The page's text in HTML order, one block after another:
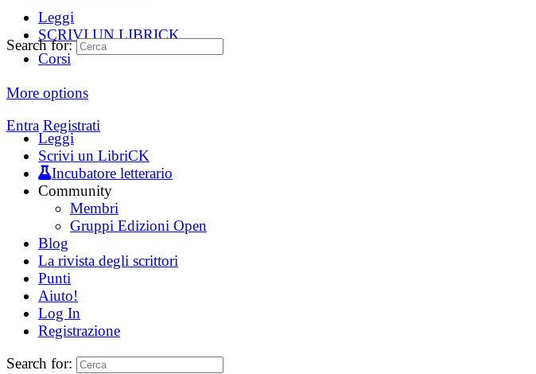
Leggi
SCRIVI UN LIBRICK
Corsi
More options
Entra Registrati
Search for:
Leggi
Scrivi un LibriCK
Incubatore letterario
Community
Membri
Gruppi Edizioni Open
Blog
La rivista degli scrittori
Punti
Aiuto!
Log In
Registrazione
Search for: